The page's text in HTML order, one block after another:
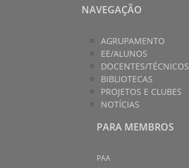
NAVEGAÇÃO
AGRUPAMENTO
EE/ALUNOS
DOCENTES/TÉCNICOS
BIBLIOTECAS
PROJETOS E CLUBES
NOTÍCIAS
PARA MEMBROS
PAA